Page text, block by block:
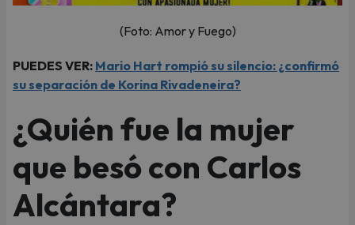
(Foto: Amor y Fuego)
PUEDES VER: Mario Hart rompió su silencio: ¿confirmó
su separación de Korina Rivadeneira?
¿Quién fue la mujer
que besó con Carlos
Alcántara?